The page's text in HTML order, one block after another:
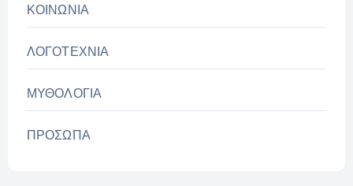
ΚΟΙΝΩΝΙΑ
ΛΟΓΟΤΕΧΝΙΑ
ΜΥΘΟΛΟΓΙΑ
ΠΡΟΣΩΠΑ